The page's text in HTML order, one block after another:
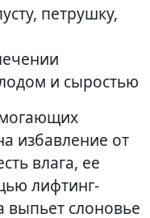
петрушку,
и сыростью
избавление от
влага, ее
лифтинг-
слоновье